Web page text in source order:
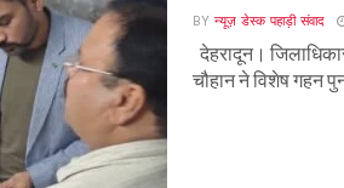
BYन्यूज़ डेस्क पहाड़ी संवाद
देहरादून।
चौहान ने विशेष गहन